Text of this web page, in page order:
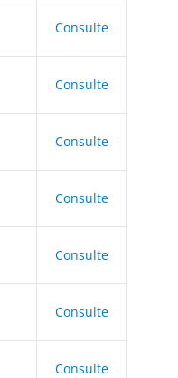
Consulte
Consulte
Consulte
Consulte
Consulte
Consulte
Consulte